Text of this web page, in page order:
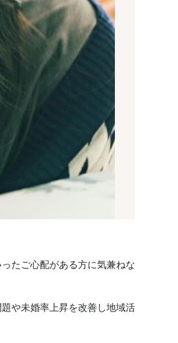
たご心配がある方に気兼ねな
や未婚率上昇を改善し地域活